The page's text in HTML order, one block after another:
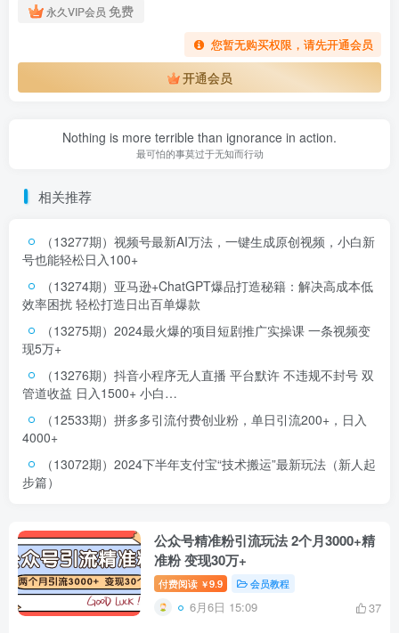
永久VIP会员 免费
您暂无购买权限，请先开通会员
开通会员
Nothing is more terrible than ignorance in action.
最可怕的事莫过于无知而行动
相关推荐
（13277期）视频号最新AI万法，一键生成原创视频，小白新
号也能轻松日入100+
（13274期）亚马逊+ChatGPT爆品打造秘籍：解决高成本低
效率困扰 轻松打造日出百单爆款
（13275期）2024最火爆的项目短剧推广实操课 一条视频变
现5万+
（13276期）抖音小程序无人直播 平台默许 不违规不封号 双
管道收益 日入1500+ 小白…
（12533期）拼多多引流付费创业粉，单日引流200+，日入
4000+
（13072期）2024下半年支付宝“技术搬运”最新玩法（新人起
步篇）
公众号精准粉引流玩法 2个月3000+精
准粉 变现30万+
付费阅读 ￥9.9 会员教程
6月6日 15:09 37